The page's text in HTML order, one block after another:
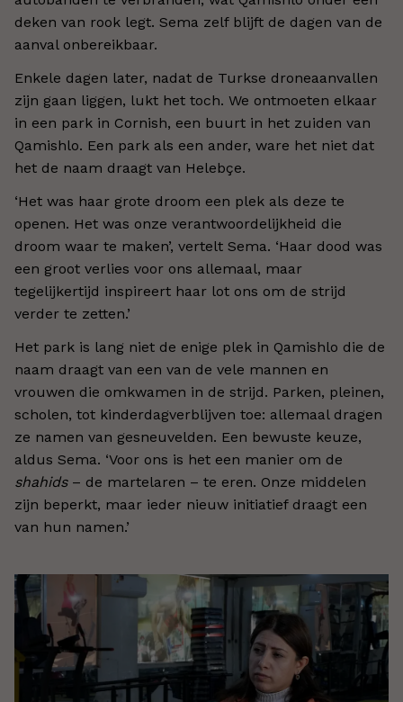
deken van rook legt. Sema zelf blijft de dagen van de
aanval onbereikbaar.
Enkele dagen later, nadat de Turkse droneaanvallen
zijn gaan liggen, lukt het toch. We ontmoeten elkaar
in een park in Cornish, een buurt in het zuiden van
Qamishlo. Een park als een ander, ware het niet dat
het de naam draagt van Helebçe.
‘Het was haar grote droom een plek als deze te
openen. Het was onze verantwoordelijkheid die
droom waar te maken’, vertelt Sema. ‘Haar dood was
een groot verlies voor ons allemaal, maar
tegelijkertijd inspireert haar lot ons om de strijd
verder te zetten.’
Het park is lang niet de enige plek in Qamishlo die de
naam draagt van een van de vele mannen en
vrouwen die omkwamen in de strijd. Parken, pleinen,
scholen, tot kinderdagverblijven toe: allemaal dragen
ze namen van gesneuvelden. Een bewuste keuze,
aldus Sema. ‘Voor ons is het een manier om de
shahids– de martelaren – te eren. Onze middelen
zijn beperkt, maar ieder nieuw initiatief draagt een
van hun namen.’